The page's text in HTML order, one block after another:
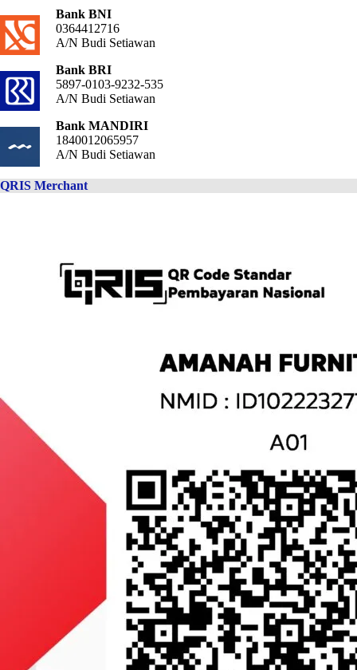
Bank BNI
0364412716
A/N Budi Setiawan
Bank BRI
5897-0103-9232-535
A/N Budi Setiawan
Bank MANDIRI
1840012065957
A/N Budi Setiawan
QRIS Merchant